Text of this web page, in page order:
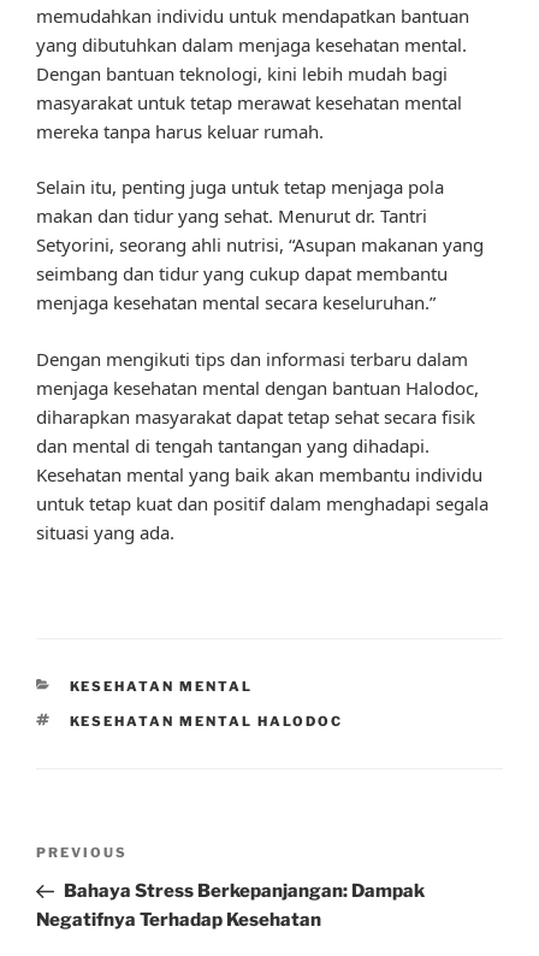
memudahkan individu untuk mendapatkan bantuan
yang dibutuhkan dalam menjaga kesehatan mental.
Dengan bantuan teknologi, kini lebih mudah bagi
masyarakat untuk tetap merawat kesehatan mental
mereka tanpa harus keluar rumah.
Selain itu, penting juga untuk tetap menjaga pola
makan dan tidur yang sehat. Menurut dr. Tantri
Setyorini, seorang ahli nutrisi, “Asupan makanan yang
seimbang dan tidur yang cukup dapat membantu
menjaga kesehatan mental secara keseluruhan.”
Dengan mengikuti tips dan informasi terbaru dalam
menjaga kesehatan mental dengan bantuan Halodoc,
diharapkan masyarakat dapat tetap sehat secara fisik
dan mental di tengah tantangan yang dihadapi.
Kesehatan mental yang baik akan membantu individu
untuk tetap kuat dan positif dalam menghadapi segala
situasi yang ada.
CATEGORIES
KESEHATAN MENTAL
TAGS
KESEHATAN MENTAL HALODOC
Previous
Post
PREVIOUS
Bahaya Stress Berkepanjangan: Dampak
Negatifnya Terhadap Kesehatan